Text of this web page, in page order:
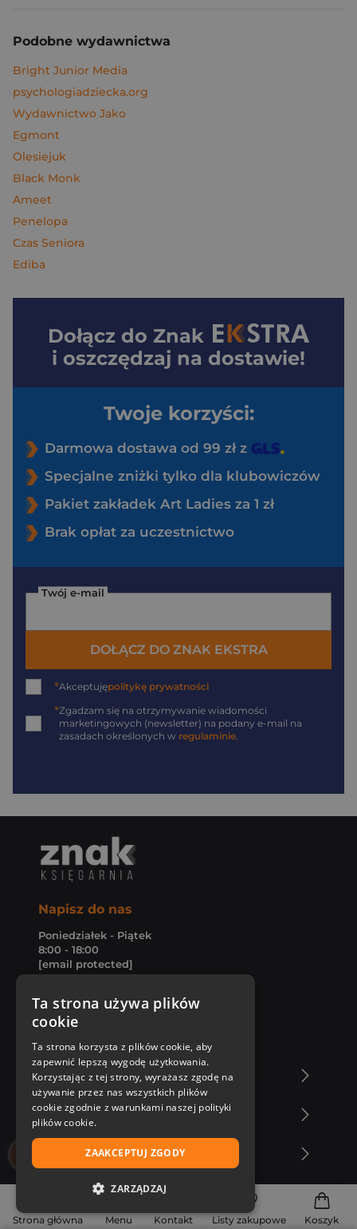
Strona główna Menu Kontakt Listy zakupowe Koszyk
Podobne wydawnictwa
Bright Junior Media
psychologiadziecka.org
Wydawnictwo Jako
Egmont
Olesiejuk
Black Monk
Ameet
Penelopa
Czas Seniora
Ediba
Dołącz do Znak
i oszczędzaj na dostawie!
Twoje korzyści:
Darmowa dostawa od 99 zł z
Specjalne zniżki tylko dla klubowiczów
Pakiet zakładek Art Ladies za 1 zł
Brak opłat za uczestnictwo
Twój e-mail
DOŁĄCZ DO ZNAK EKSTRA
*Akceptujępolitykę prywatności
*Zgadzam się na otrzymywanie wiadomości
marketingowych (newsletter) na podany e-mail na
zasadach określonych w regulaminie.
Napisz do nas
Poniedziałek - Piątek
8:00 - 18:00
[email protected]
O Księgarni Znak
Zakupy u nas
Nasza oferta
Nasi autorzy
Ta strona używa plików
cookie
Ta strona korzysta z plików cookie, aby
zapewnić lepszą wygodę użytkowania.
Korzystając z tej strony, wyrażasz zgodę na
używanie przez nas wszystkich plików
cookie zgodnie z warunkami naszej polityki
plików cookie.
ZAAKCEPTUJ ZGODY
ZARZĄDZAJ
NIEZBĘDNE